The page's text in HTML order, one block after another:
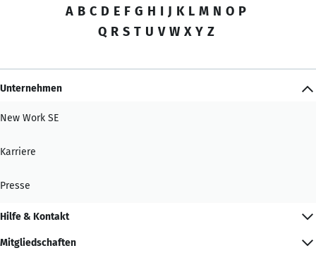
A B C D E F G H I J K L M N O P
Q R S T U V W X Y Z
Unternehmen
New Work SE
Karriere
Presse
Hilfe & Kontakt
Mitgliedschaften